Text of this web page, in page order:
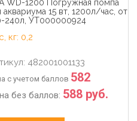
WD-1200 Погружная помпа
аквариума 15 вт, 1200л/час, от
240л, УТ000000924
кг: 0,2
482001001133
с учетом баллов 582
без баллов: 588 руб.